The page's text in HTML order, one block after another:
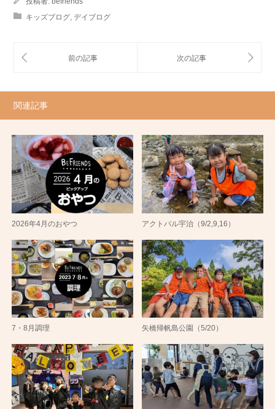
キッズブログ デイブログ
関連記事
2026年4月のおやつ アクトパル宇治（9/2,9,16）
7・8月調理 矢橋帰帆島公園（5/20）